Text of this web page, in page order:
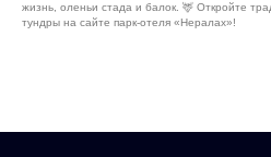
жизнь, оленьи стада и балок. 🦌 Откройте
тундры на сайте парк-отеля «Нералах»!